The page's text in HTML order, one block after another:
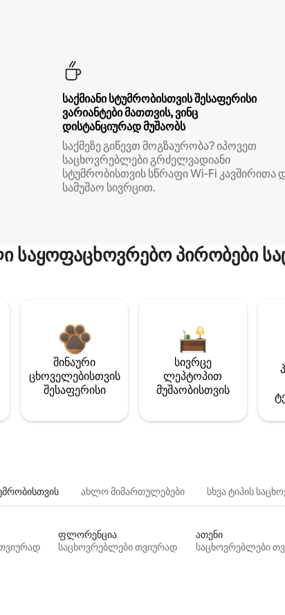
საქმიანი სტუმრობისთვის შესაფერისი
ვარიანტები მათთვის, ვინც
დისტანციურად მუშაობს
საქმეზე გიწევთ მოგზაურობა? იპოვეთ
საცხოვრებლები გრძელვადიანი
სტუმრობისთვის სწრაფი Wi‑Fi კავშირითა
სამუშაო სივრცით.
პირობები
შინაური
ცხოველებისთვის
შესაფერისი
სივრცე
ლეპტოპით
მუშაობისთვის
ახლო მიმართულებები სხვა ტიპის
ფლორენცია
საცხოვრებლები თვიურად
ათენი
საცხოვრებლები